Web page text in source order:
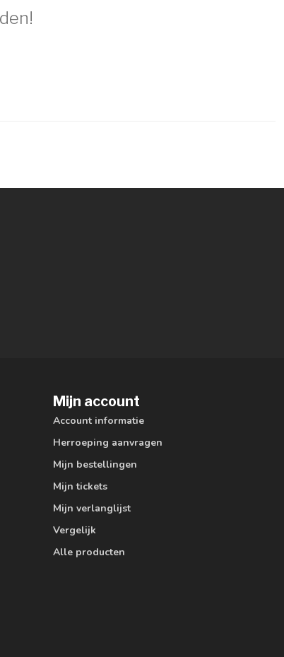
Mijn account
Account informatie
Herroeping aanvragen
Mijn bestellingen
Mijn tickets
Mijn verlanglijst
Vergelijk
Alle producten